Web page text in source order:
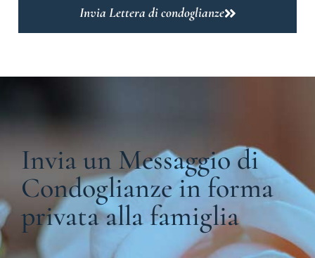
Invia Lettera di condoglianze
Invia un Messaggio di
Condoglianze in forma
privata alla famiglia